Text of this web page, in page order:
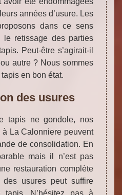
années d’usure. Les
dans ce sens
retissage des parties
Peut-être s’agirait-il
autre ? Nous sommes
en bon état.
des usures
tapis ne gondole, nos
à La Calonniere peuvent
de consolidation. En
mais il n’est pas
restauration complète
usures peut suffire